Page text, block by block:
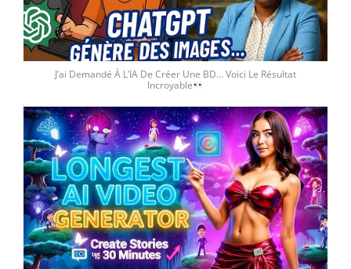
J’ai Demandé À L’IA De Créer Une BD… Voici Le Résultat
Incroyable